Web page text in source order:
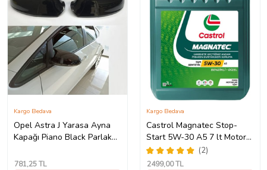
Opel Astra J Yarasa Ayna
Kapağı Piano Black Parlak
Kargo Bedava
781,25 TL
Castrol Magnatec Stop-
Start 5W-30 A5 7 lt Motor
Yağı Ü.T 2024 (2)
Kargo Bedava
2499,00 TL